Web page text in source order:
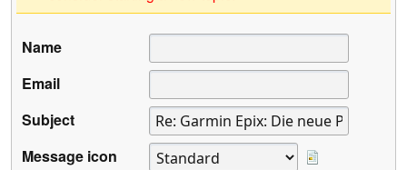
Name
Email
Subject
Message icon